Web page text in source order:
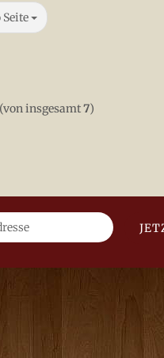
Seite
(von insgesamt7)